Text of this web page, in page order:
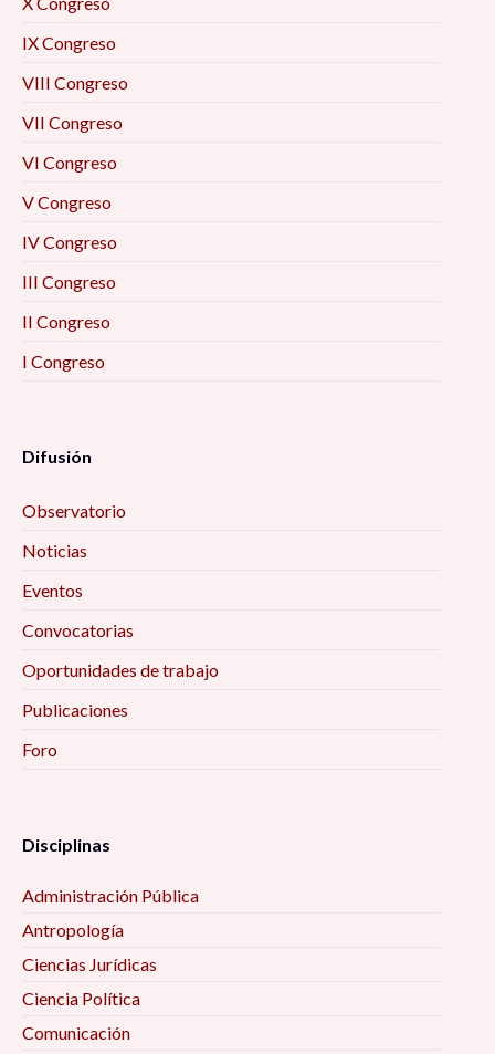
IX Congreso
VIII Congreso
VII Congreso
VI Congreso
V Congreso
IV Congreso
III Congreso
II Congreso
I Congreso
Difusión
Observatorio
Noticias
Eventos
Convocatorias
Oportunidades de trabajo
Publicaciones
Foro
Disciplinas
Administración Pública
Antropología
Ciencias Jurídicas
Ciencia Política
Comunicación